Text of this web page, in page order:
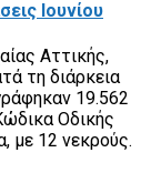
Ιουνίου
Αττικής,
τη διάρκεια
19.562
Οδικής
με 12 νεκρούς.